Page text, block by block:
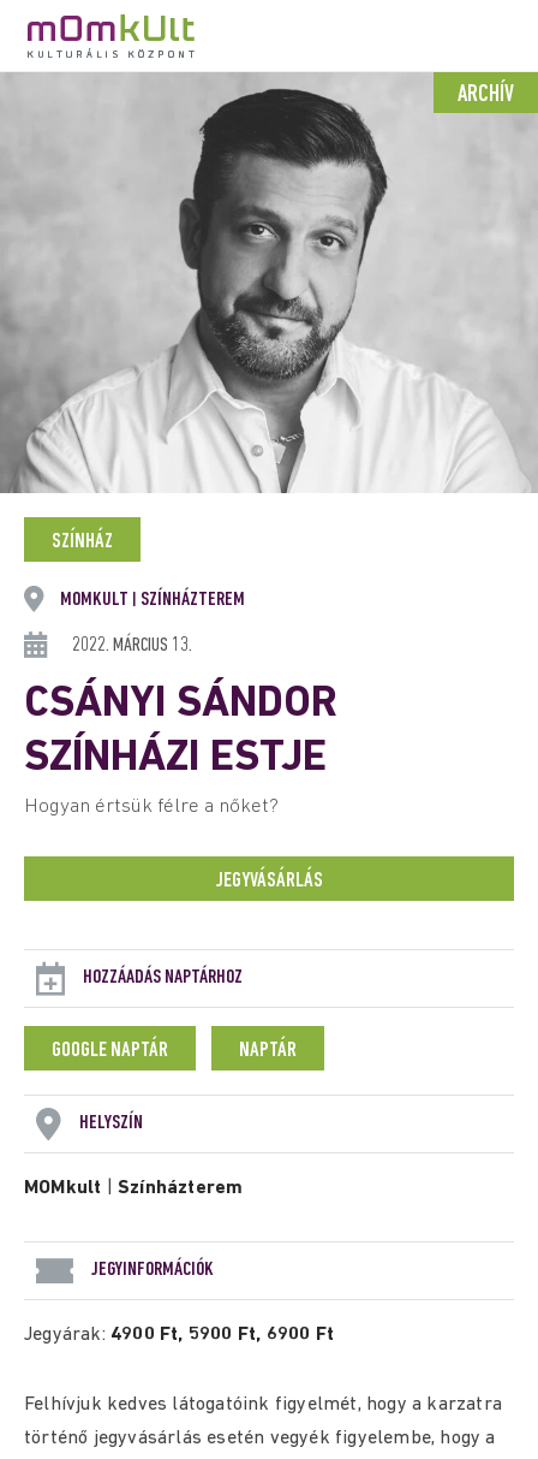
ARCHÍV
SZÍNHÁZ
MOMKULT SZÍNHÁZTEREM
2022. MÁRCIUS 13.
CSÁNYI SÁNDOR
SZÍNHÁZI ESTJE
Hogyan értsük félre a nőket?
JEGYVÁSÁRLÁS
HOZZÁADÁS NAPTÁRHOZ
GOOGLE NAPTÁR NAPTÁR
HELYSZÍN
MOMkult |Színházterem
JEGYINFORMÁCIÓK
Jegyárak: 4900 Ft, 5900 Ft, 6900 Ft
Felhívjuk kedves látogatóink figyelmét, hogy a karzatra
történő jegyvásárlás esetén vegyék figyelembe, hogy a